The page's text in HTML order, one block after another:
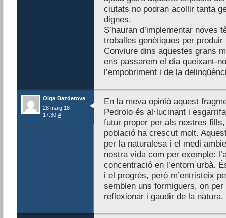
ciutats no podran acollir tanta
dignes.
S’hauran d’implementar
troballes genètiques per
Conviure dins aquestes grans
ens passarem el dia queixant-
l’empobriment i de la
Olga Bazderova
28 maig 18
17:30 #
En la meva opinió aquest
Pedrolo és al·lucinant i
futur proper per als nostres
població ha crescut molt.
per la naturalesa i el medi
nostra vida com per exemple:
concentració en l’entorn urbà.
i el progrés, però m’entristeix
semblen uns formiguers, on
reflexionar i gaudir de la natura.